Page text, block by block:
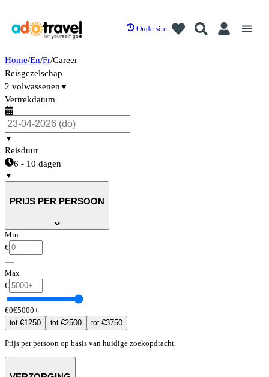
Oude site
Home/En/Fr/Career
Reisgezelschap
2 volwassenen ▼
Vertrekdatum
▼
Reisduur
6 - 10 dagen
▼
PRIJS PER PERSOON
Min
€
—
Max
€
€0€5000+
tot€1250 tot€2500 tot€3750
Prijs per persoon op basis van huidige zoekopdracht.